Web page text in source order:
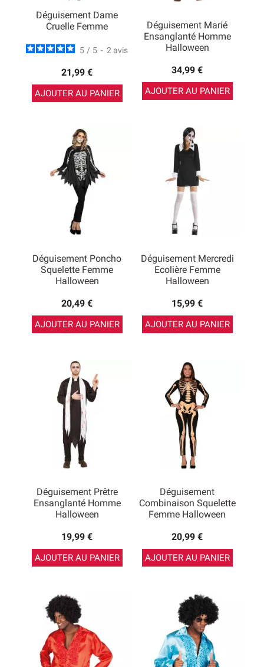
Déguisement Dame
Cruelle Femme
5 / 5 - 2 avis
21,99 €
AJOUTER AU PANIER
Déguisement Marié
Ensanglanté Homme
Halloween
34,99 €
AJOUTER AU PANIER
Déguisement Poncho
Squelette Femme
Halloween
20,49 €
AJOUTER AU PANIER
Déguisement Mercredi
Ecolière Femme
Halloween
15,99 €
AJOUTER AU PANIER
Déguisement Prêtre
Ensanglanté Homme
Halloween
19,99 €
AJOUTER AU PANIER
Déguisement
Combinaison Squelette
Femme Halloween
20,99 €
AJOUTER AU PANIER